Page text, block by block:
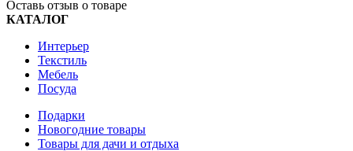
Оставь отзыв о товаре
КАТАЛОГ
Интерьер
Текстиль
Мебель
Посуда
Подарки
Новогодние товары
Товары для дачи и отдыха